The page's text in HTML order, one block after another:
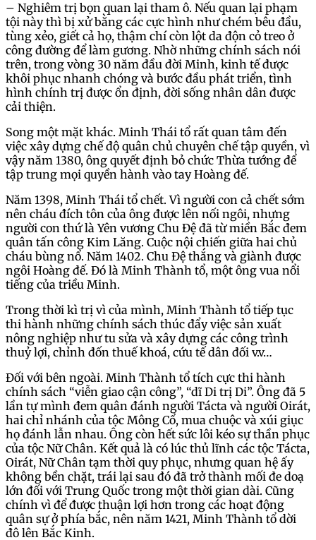
– Nghiêm trị bọn quan lại tham ô. Nếu quan lại phạm
tội này thì bị xử bằng các cực hình như chém bêu đầu,
tùng xẻo, giết cả họ, thậm chí còn lột da độn cỏ treo ở
công đường để làm gương. Nhờ những chính sách nói
trên, trong vòng 30 năm đầu đời Minh, kinh tế được
khôi phục nhanh chóng và bước đầu phát triển, tình
hình chính trị được ổn định, đời sống nhân dân được
cải thiện.
Song một mặt khác. Minh Thái tổ rất quan tâm đến
việc xây dựng chế độ quân chủ chuyên chế tập quyền, vì
vậy năm 1380, ông quyết định bỏ chức Thừa tướng để
tập trung mọi quyền hành vào tay Hoàng đế.
Năm 1398, Minh Thái tổ chết. Vì người con cả chết sớm
nên cháu đích tôn của ông được lên nối ngôi, nhưng
người con thứ là Yên vương Chu Đệ đã từ miền Bắc đem
quân tấn công Kim Lăng. Cuộc nội chiến giữa hai chủ
cháu bùng nổ. Năm 1402. Chu Đệ thắng và giành được
ngôi Hoàng đế. Đó là Minh Thành tổ, một ông vua nổi
tiếng của triều Minh.
Trong thời kì trị vì của mình, Minh Thành tổ tiếp tục
thi hành những chính sách thúc đẩy việc sản xuất
nông nghiệp như tu sửa và xây dựng các công trình
thuỷ lợi, chỉnh đốn thuế khoá, cứu tế dân đối v.v…
Đối với bên ngoài. Minh Thành tổ tích cực thi hành
chính sách “viễn giao cận công”, “dĩ Di trị Di”. Ông đã 5
lần tự mình đem quân đánh người Tácta và người Oirát,
hai chỉ nhánh của tộc Mông Cổ, mua chuộc và xúi giục
họ đánh lẫn nhau. Ông còn hết sức lôi kéo sự thần phục
của tộc Nữ Chân. Kết quả là có lúc thủ lĩnh các tộc Tácta,
Oirát, Nữ Chân tạm thời quy phục, nhưng quan hệ ấy
không bền chặt, trái lại sau đó đã trở thành mối đe doạ
lớn đối với Trung Quốc trong một thời gian dài. Cũng
chính vì để được thuận lợi hơn trong các hoạt động
quân sự ở phía bắc, nên năm 1421, Minh Thành tổ dời
đô lên Bắc Kinh.